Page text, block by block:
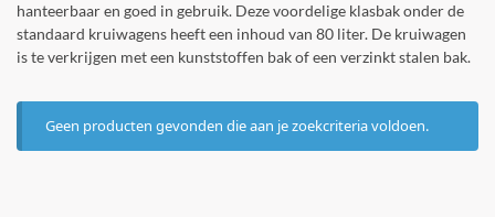
hanteerbaar en goed in gebruik. Deze voordelige klasbak onder de
standaard kruiwagens heeft een inhoud van 80 liter. De kruiwagen
is te verkrijgen met een kunststoffen bak of een verzinkt stalen bak.
Geen producten gevonden die aan je zoekcriteria voldoen.